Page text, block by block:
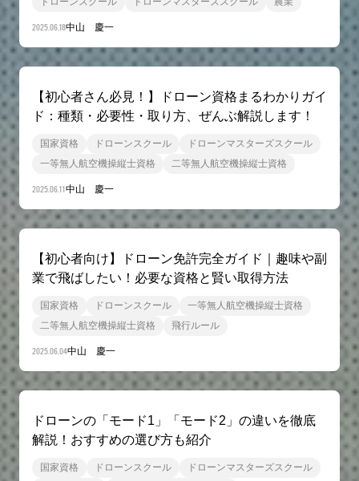
2025.06.18中山 慶一
【初心者さん必見！】ドローン資格まるわかりガイ
ド：種類・必要性・取り方、ぜんぶ解説します！
国家資格 ドローンスクール
ドローンマスターズスクール
一等無人航空機操縦士資格
二等無人航空機操縦士資格
2025.06.11中山 慶一
【初心者向け】ドローン免許完全ガイド｜趣味や副
業で飛ばしたい！必要な資格と賢い取得方法
国家資格 ドローンスクール
一等無人航空機操縦士資格
二等無人航空機操縦士資格
飛行ルール
2025.06.04中山 慶一
ドローンの「モード1」「モード2」の違いを徹底
解説！おすすめの選び方も紹介
国家資格 ドローンスクール ドローンマスターズスクール